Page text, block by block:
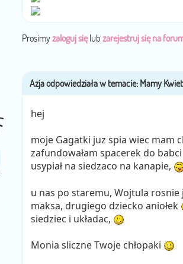
Prosimyzaloguj sięlub zarejestruj się na
hej
moje Gagatki juz spia wiec mam
zafundowałam spacerek do
usypiał na siedzaco na kanapie,
u nas po staremu, Wojtula
maksa, drugiego dziecko aniołek
siedziec i układac,
Monia sliczne Twoje chłopaki